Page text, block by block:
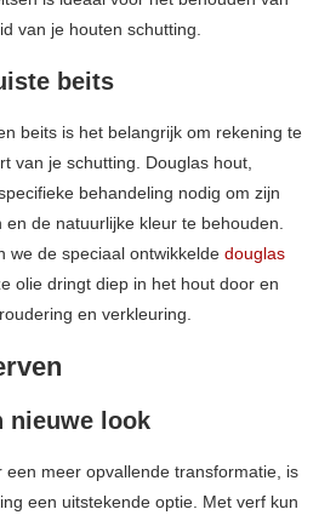
van je houten schutting.
beits
beits is het belangrijk om rekening te
van je schutting. Douglas hout,
behandeling nodig om zijn
de natuurlijke kleur te behouden.
we de speciaal ontwikkelde douglas
olie dringt diep in het hout door en
en verkleuring.
nieuwe look
een meer opvallende transformatie, is
een uitstekende optie. Met verf kun